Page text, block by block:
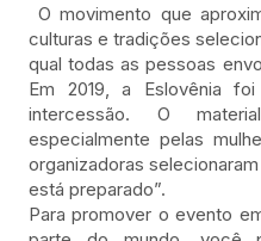
O movimento que
culturas e tradições
qual todas as pessoas
Em 2019, a Eslovênia
intercessão. O
especialmente pelas
organizadoras
está preparado”.
Para promover o evento